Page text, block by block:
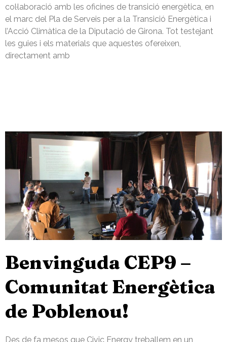
col·laboració amb les oficines de transició energètica, en
el marc del Pla de Serveis per a la Transició Energètica i
l’Acció Climàtica de la Diputació de Girona. Tot testejant
les guies i els materials que aquestes ofereixen,
directament amb
Benvinguda CEP9 –
Comunitat Energètica
de Poblenou!
Des de fa mesos que Civic Energy treballem en un